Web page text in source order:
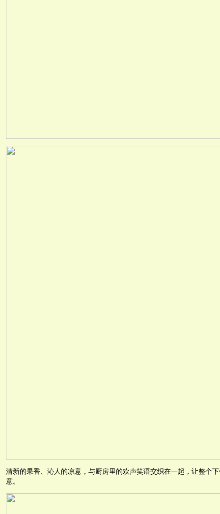
清新的果香、沁人的凉意，与厨房里的欢声笑语交织在一起，让整个
意。